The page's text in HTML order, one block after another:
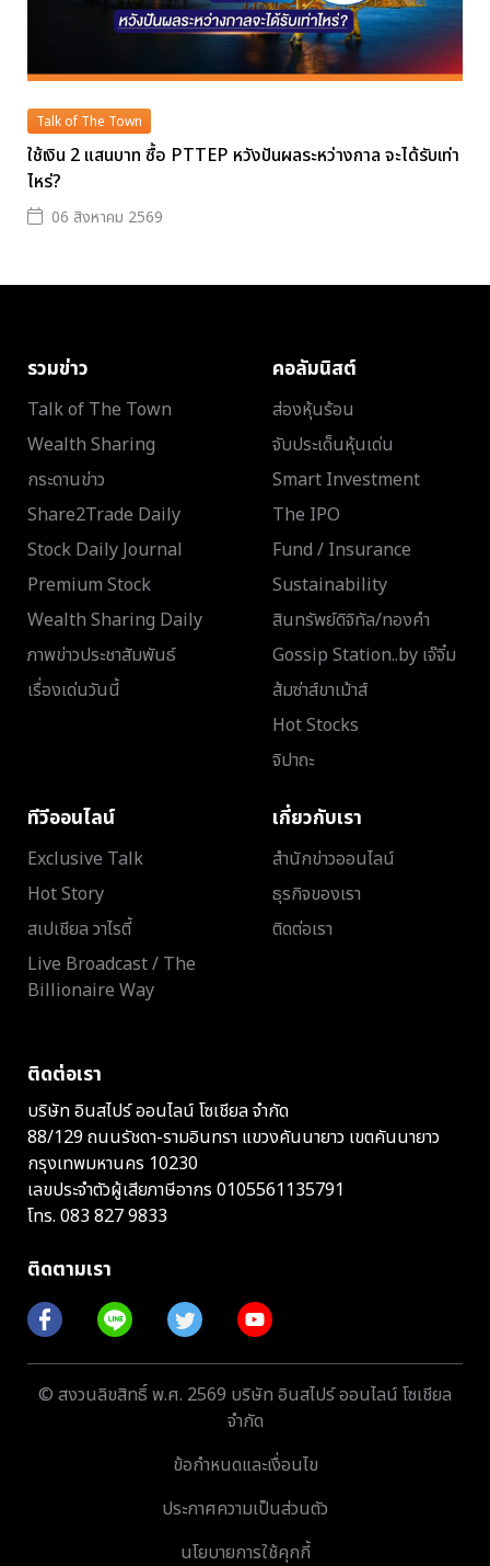
Talk of The Town
ใช้เงิน 2 แสนบาท ซื้อ PTTEP หวังปันผลระหว่างกาล จะได้รับเท่า
ไหร่?
06 สิงหาคม 2569
รวมข่าว
Talk of The Town
Wealth Sharing
กระดานข่าว
Share2Trade Daily
Stock Daily Journal
Premium Stock
Wealth Sharing Daily
ภาพข่าวประชาสัมพันธ์
เรื่องเด่นวันนี้
คอลัมนิสต์
ส่องหุ้นร้อน
จับประเด็นหุ้นเด่น
Smart Investment
The IPO
Fund / Insurance
Sustainability
สินทรัพย์ดิจิทัล/ทองคำ
Gossip Station..by เจ๊จิ๋ม
ส้มซ่าส์ขาเม้าส์
Hot Stocks
จิปาถะ
ทีวีออนไลน์
Exclusive Talk
Hot Story
สเปเชียล วาไรตี้
Live Broadcast / The
Billionaire Way
เกี่ยวกับเรา
สำนักข่าวออนไลน์
ธุรกิจของเรา
ติดต่อเรา
ติดต่อเรา
บริษัท อินสไปร์ ออนไลน์ โซเชียล จำกัด
88/129 ถนนรัชดา-รามอินทรา แขวงคันนายาว เขตคันนายาว
กรุงเทพมหานคร 10230
เลขประจำตัวผู้เสียภาษีอากร 0105561135791
โทร. 083 827 9833
ติดตามเรา
© สงวนลิขสิทธิ์ พ.ศ. 2569 บริษัท อินสไปร์ ออนไลน์ โซเชียล
จำกัด
ข้อกำหนดและเงื่อนไข
ประกาศความเป็นส่วนตัว
นโยบายการใช้คุกกี้